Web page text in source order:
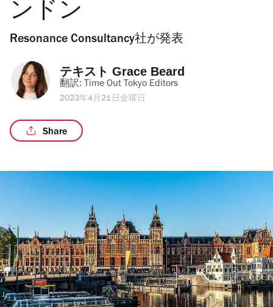
ンドン
Resonance Consultancy社が発表
テキスト Grace Beard
翻訳: Time Out Tokyo Editors
2023年4月21日金曜日
Share